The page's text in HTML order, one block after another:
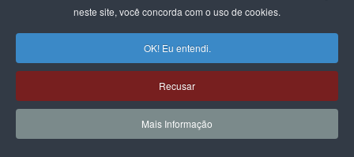
neste site, você concorda com o uso de cookies.
OK! Eu entendi.
Recusar
Mais Informação